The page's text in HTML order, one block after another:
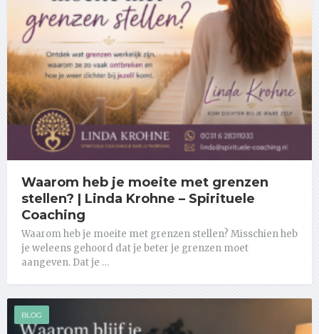
Waarom heb je moeite met grenzen
stellen? | Linda Krohne – Spirituele
Coaching
Waarom heb je moeite met grenzen stellen? Misschien heb
je weleens gehoord dat je beter je grenzen moet
aangeven. Dat je …
BLOG